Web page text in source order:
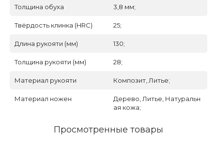
Толщина обуха 3,8 мм;
Твёрдость клинка (HRC) 25;
Длина рукояти (мм) 130;
Толщина рукояти (мм) 28;
Материал рукояти Композит, Литье;
Материал ножен
Дерево, Литье, Натуральн
ая кожа;
Просмотренные товары